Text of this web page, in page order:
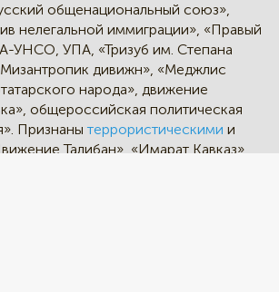
общенациональный союз»,
нелегальной иммиграции», «Правый
УНСО, УПА, «Тризуб им. Степана
дивижн», «Меджлис
народа», движение
общероссийская политическая
Признанытеррористическими и
Талибан», «Имарат Кавказ»,